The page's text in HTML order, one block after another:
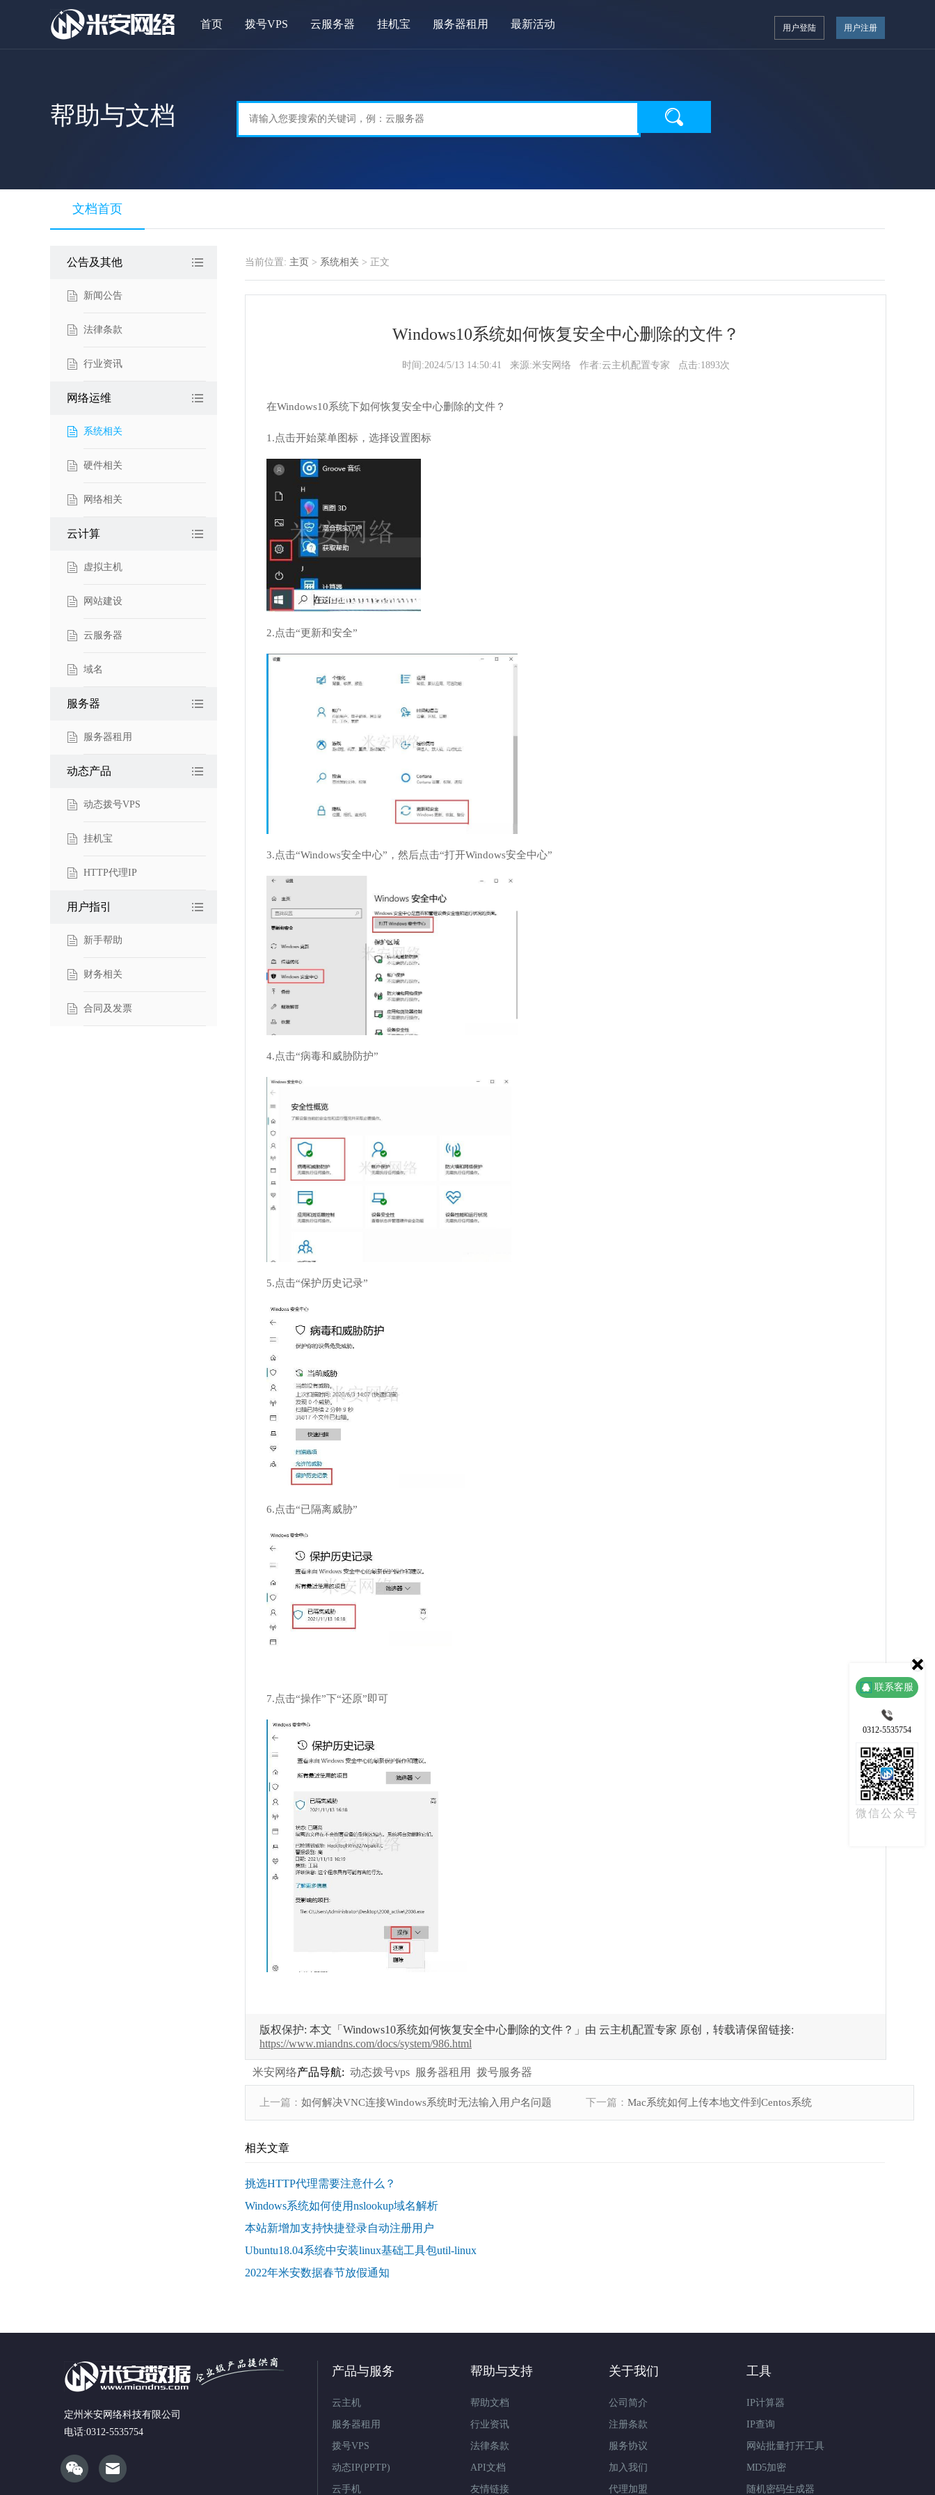
首页 拨号VPS 云服务器 挂机宝 服务器租用 最新活动 用户登陆 用户注册
帮助与文档
文档首页
公告及其他
新闻公告
法律条款
行业资讯
网络运维
系统相关
硬件相关
网络相关
云计算
虚拟主机
网站建设
云服务器
域名
服务器
服务器租用
动态产品
动态拨号VPS
挂机宝
HTTP代理IP
用户指引
新手帮助
财务相关
合同及发票
当前位置: 主页 > 系统相关 > 正文
Windows10系统如何恢复安全中心删除的文件？
时间:2024/5/13 14:50:41 来源:米安网络 作者:云主机配置专家 点击:1893次
在Windows10系统下如何恢复安全中心删除的文件？
1.点击开始菜单图标，选择设置图标
2.点击“更新和安全”
3.点击“Windows安全中心”，然后点击“打开Windows安全中心”
4.点击“病毒和威胁防护”
5.点击“保护历史记录”
6.点击“已隔离威胁”
7.点击“操作”下“还原”即可
版权保护: 本文「Windows10系统如何恢复安全中心删除的文件？」由 云主机配置专家 原创，转载请保留链接:
https://www.miandns.com/docs/system/986.html
米安网络产品导航: 动态拨号vps 服务器租用 拨号服务器
上一篇： 如何解决VNC连接Windows系统时无法输入用户名问题 下一篇：Mac系统如何上传本地文件到Centos系统
相关文章
挑选HTTP代理需要注意什么？
Windows系统如何使用nslookup域名解析
本站新增加支持快捷登录自动注册用户
Ubuntu18.04系统中安装linux基础工具包util-linux
2022年米安数据春节放假通知
定州米安网络科技有限公司
电话:0312-5535754
产品与服务
云主机
服务器租用
拨号VPS
动态IP(PPTP)
云手机
帮助与支持
帮助文档
行业资讯
法律条款
API文档
友情链接
关于我们
公司简介
注册条款
服务协议
加入我们
代理加盟
工具
IP计算器
IP查询
网站批量打开工具
MD5加密
随机密码生成器
联系客服
0312-5535754
微信公众号